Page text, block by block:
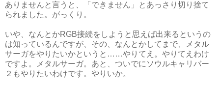
ありませんと言うと、「できません」とあっさり切り捨て
られました。がっくり。
いや、なんとかRGB接続をしようと思えば出来るというの
は知っているんですが、その、なんとかしてまで、メタル
サーガをやりたいかというと……やりてえ。やりてえわけ
ですよ。メタルサーガ。あと、ついでにソウルキャリバー
２もやりたいわけです。やりいか。